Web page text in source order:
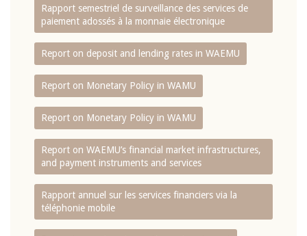
Rapport semestriel de surveillance des services de
paiement adossés à la monnaie électronique
Report on deposit and lending rates in WAEMU
Report on Monetary Policy in WAMU
Report on Monetary Policy in WAMU
Report on WAEMU’s financial market infrastructures,
and payment instruments and services
Rapport annuel sur les services financiers via la
téléphonie mobile